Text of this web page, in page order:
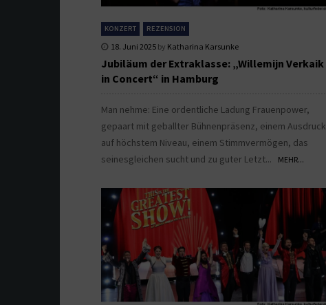
KONZERT REZENSION
18. Juni 2025 by Katharina Karsunke
Jubiläum der Extraklasse: „Willemijn Verkaik
in Concert“ in Hamburg
Man nehme: Eine ordentliche Ladung Frauenpower,
gepaart mit geballter Bühnenpräsenz, einem Ausdruck
auf höchstem Niveau, einem Stimmvermögen, das
seinesgleichen sucht und zu guter Letzt...
MEHR...